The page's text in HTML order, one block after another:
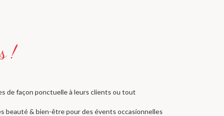
de façon ponctuelle à leurs clients ou tout
beauté & bien-être pour des évents occasionnelles